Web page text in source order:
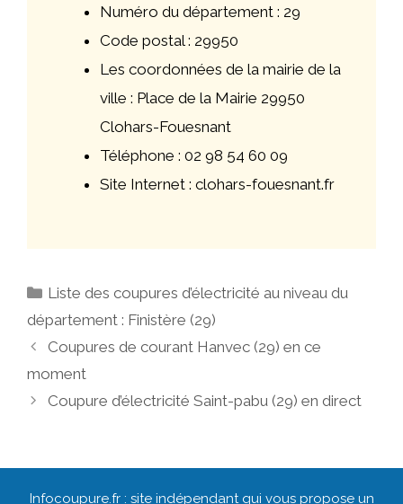
Numéro du département : 29
Code postal : 29950
Les coordonnées de la mairie de la
ville : Place de la Mairie 29950
Clohars-Fouesnant
Téléphone : 02 98 54 60 09
Site Internet : clohars-fouesnant.fr
Catégories
Liste des coupures d’électricité au niveau du
département : Finistère (29)
Navigation
Coupures de courant Hanvec (29) en ce
moment
Coupure d’électricité Saint-pabu (29) en direct
Infocoupure.fr : site indépendant qui vous propose un